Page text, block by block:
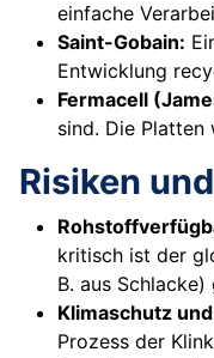
einfache
Saint-Gobain:
Entwicklung
Fermacell
sind. Die Platten
Risiken
kritisch ist der
B. aus
Klimaschutz
Prozess der